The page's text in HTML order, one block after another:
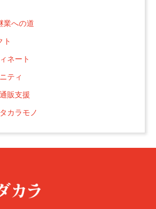
業への道
ト
ネート
ティ
販支援
カラモノ